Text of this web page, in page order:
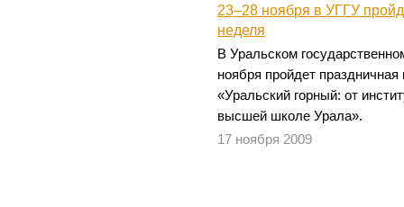
23–28 ноября в УГГУ
неделя
В Уральском
ноября пройдет
«Уральский горный: от
высшей школе Урала».
17 ноября 2009